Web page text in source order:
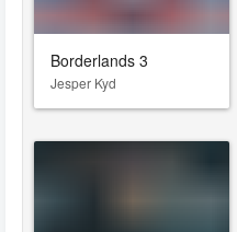
Borderlands 3
Jesper Kyd